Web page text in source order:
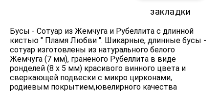
закладки
Бусы - Сотуар из Жемчуга и Рубеллита с длинной
кистью " Пламя Любви ". Шикарные, длинные бусы -
сотуар изготовлены из натурального белого
Жемчуга (7 мм), граненого Рубеллита в виде
ронделей (8 х 5 мм) красивого винного цвета и
сверкающей подвески с микро цирконами,
родиевым покрытием,ювелирного качества